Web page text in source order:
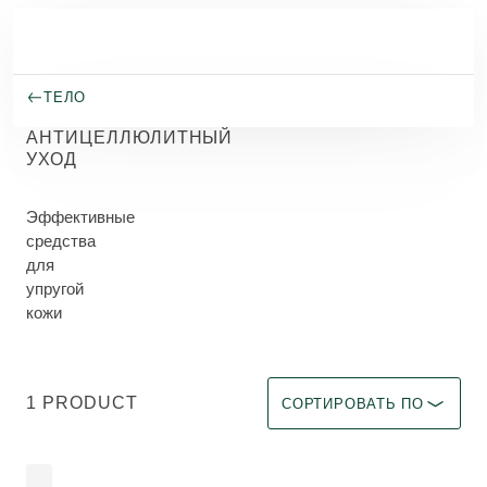
ТЕЛО
АНТИЦЕЛЛЮЛИТНЫЙ
УХОД
Эффективные
средства
для
упругой
кожи
1 PRODUCT СОРТИРОВАТЬ ПО